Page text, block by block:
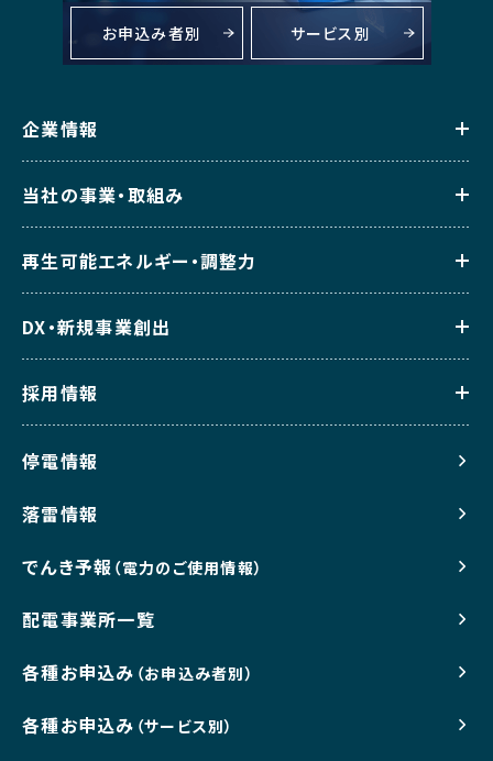
・当選の権利および景品は当選者ご本⼈に限り有効で
あり、ご家族を含む第三者へ譲渡・換⾦・転売することは
た⾏為等が認められる場合、主催者の判断で応募・当選
を無効とします。
・本規約に反する不正な利⽤（架空、他者へのなりすま
し、複数アカウントの所持等）が判明した場合、応募・当
選を無効とします。
・当キャンペーンに関するお問い合わせは、「8 お問い
合わせ先」により受け付けます。ただし、当選に関するお
承ください。
・ご提供いただいた個人情報は、当キャンペーンの実施
ために利用します。その他の目的には一切利用しませ
ん。
社ギフトパッドが取得し、景品の不正取得防止のために
・個人情報をご本人のご同意なく業務委託先以外の第
三者に開示・提供することはありません(法令により開
お申込み者別 サービス別
企業情報
当社の事業・取組み
再生可能エネルギー・調整力
DX・新規事業創出
採用情報
停電情報
落雷情報
でんき予報 （電力のご使用情報）
配電事業所一覧
各種お申込み （お申込み者別）
各種お申込み （サービス別）